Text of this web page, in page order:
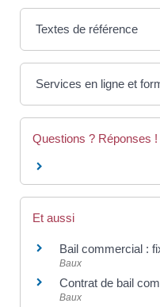
Textes de référence
Services en ligne et
Questions ? Réponses !
Et aussi
Bail commercial :
Baux
Contrat de bail
Baux